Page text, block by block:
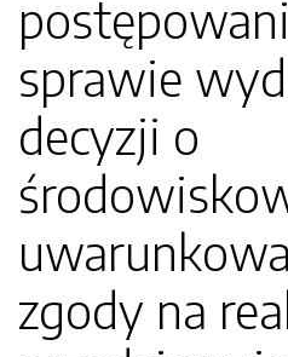
sprawie
decyzji o
zgody na